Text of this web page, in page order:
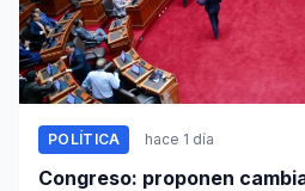
POLÍTICA hace 1 día
Congreso: proponen